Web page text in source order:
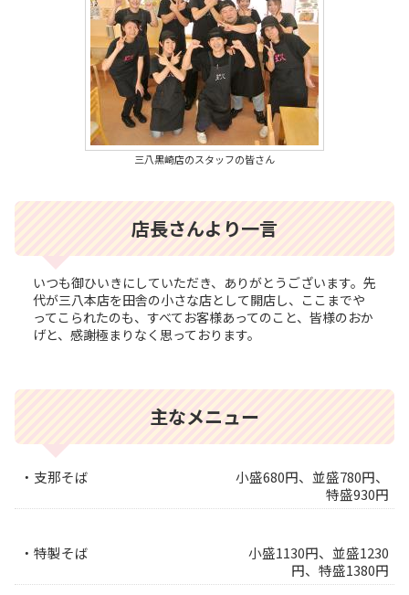
三八黒崎店のスタッフの皆さん
店長さんより一言
いつも御ひいきにしていただき、ありがとうございます。先
代が三八本店を田舎の小さな店として開店し、ここまでや
ってこられたのも、すべてお客様あってのこと、皆様のおか
げと、感謝極まりなく思っております。
主なメニュー
・支那そば
小盛680円、並盛780円、
特盛930円
・特製そば
小盛1130円、並盛1230
円、特盛1380円